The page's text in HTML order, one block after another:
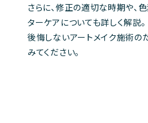
さらに、修正の適切な時期や、
ターケアについても詳しく解説。
後悔しないアートメイク施術の
みてください。